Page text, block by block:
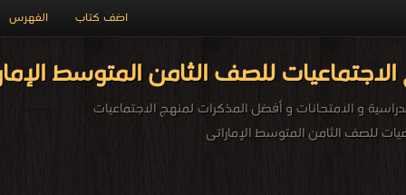
الفهرس اضف كتاب
للصف الثامن المتوسط
و الامتحانات و أفضل المذكرات لمنهج الاجتماعيات
للصف الثامن المتوسط الإماراتى